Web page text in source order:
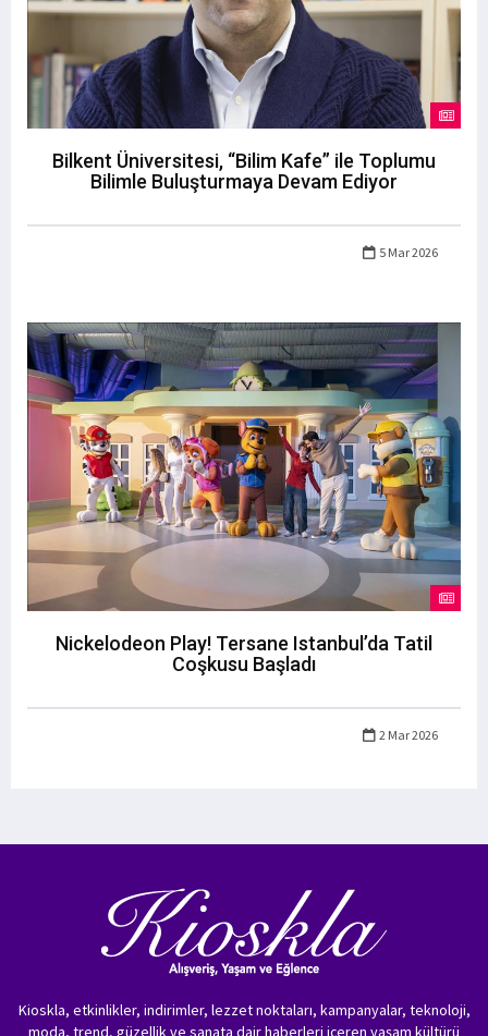
Bilkent Üniversitesi, “Bilim Kafe” ile Toplumu
Bilimle Buluşturmaya Devam Ediyor
5 Mar 2026
Nickelodeon Play! Tersane Istanbul’da Tatil
Coşkusu Başladı
2 Mar 2026
Kioskla, etkinlikler, indirimler, lezzet noktaları, kampanyalar, teknoloji,
moda, trend, güzellik ve sanata dair haberleri içeren yaşam kültürü